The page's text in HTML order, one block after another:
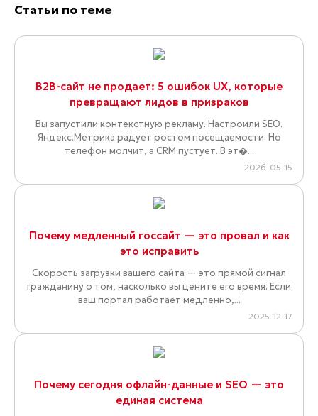
Статьи по теме
B2B-сайт не продает: 5 ошибок UX, которые
превращают лидов в призраков
Вы запустили контекстную рекламу. Настроили SEO.
Яндекс.Метрика радует ростом посещаемости. Но
телефон молчит, а CRM пустует. В эт�...
2026-05-15
Почему медленный госсайт — это провал и как
это исправить
Скорость загрузки вашего сайта — это прямой сигнал
гражданину о том, насколько вы цените его время. Если
ваш портал работает медленно,...
2025-12-17
Почему сегодня офлайн-данные и SEO — это
единая система